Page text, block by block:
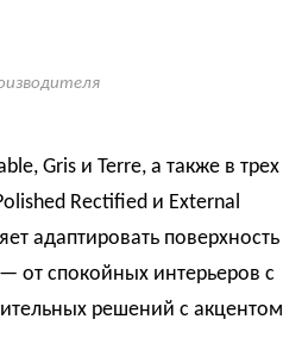
Gris и Terre, а также в трех
Rectified и External
адаптировать поверхность
от спокойных интерьеров с
решений с акцентом